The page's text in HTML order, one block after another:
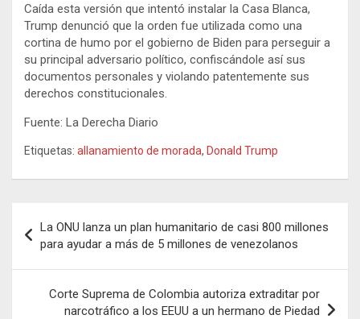
Caída esta versión que intentó instalar la Casa Blanca,
Trump denunció que la orden fue utilizada como una
cortina de humo por el gobierno de Biden para perseguir a
su principal adversario político, confiscándole así sus
documentos personales y violando patentemente sus
derechos constitucionales.
Fuente: La Derecha Diario
Etiquetas: allanamiento de morada, Donald Trump
de
entradas
La ONU lanza un plan humanitario de casi 800 millones
para ayudar a más de 5 millones de venezolanos
Corte Suprema de Colombia autoriza extraditar por
narcotráfico a los EEUU a un hermano de Piedad